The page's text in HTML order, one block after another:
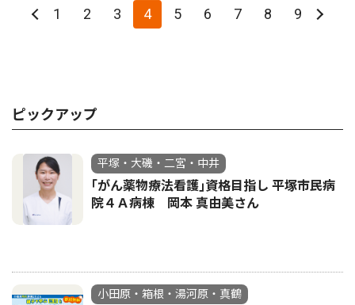
1 2 3 4 5 6 7 8 9
ピックアップ
平塚・大磯・二宮・中井
｢がん薬物療法看護｣資格目指し 平塚市民病
院４Ａ病棟 岡本 真由美さん
小田原・箱根・湯河原・真鶴